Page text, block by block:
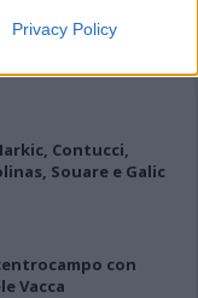
Privacy Policy
Masia, Pinna e
Contucci,
Souare e Galic
con
Vacca